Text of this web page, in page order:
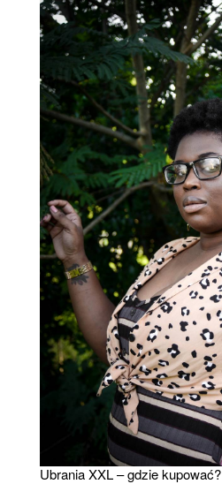
Ubrania XXL – gdzie kupować?